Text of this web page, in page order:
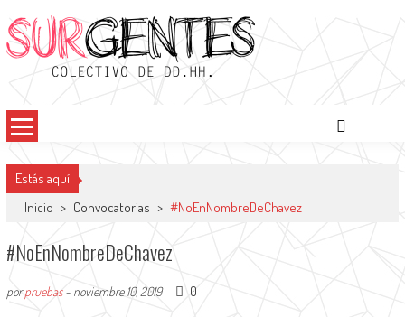
contenido
Estás aquí
Inicio > Convocatorias > #NoEnNombreDeChavez
#NoEnNombreDeChavez
porpruebas- noviembre 10, 2019 0